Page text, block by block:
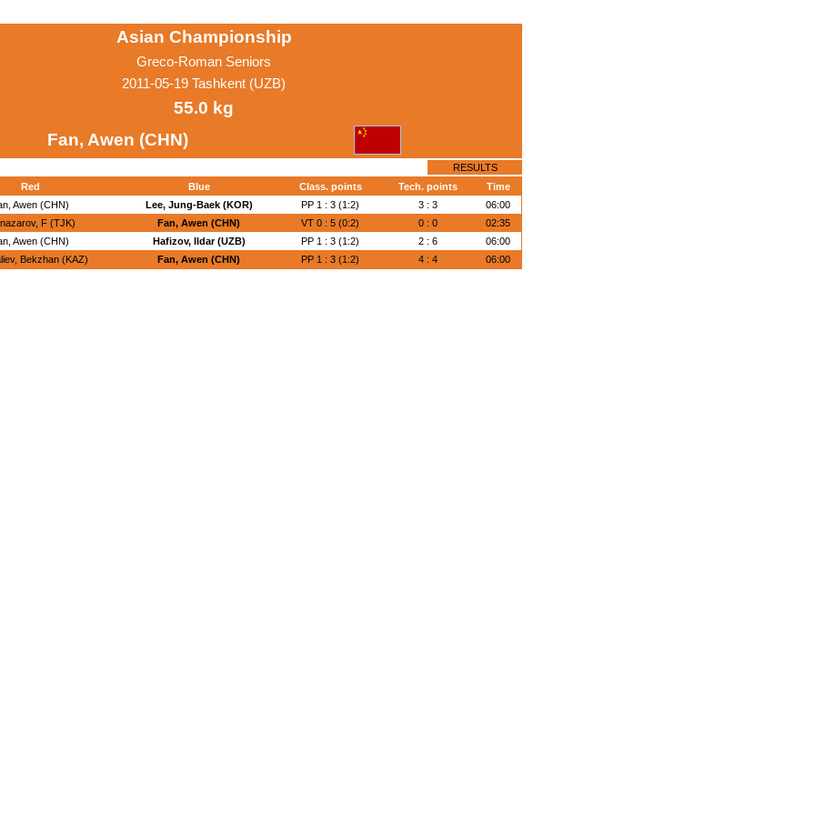
Asian Championship
Greco-Roman Seniors
2011-05-19 Tashkent (UZB)
55.0 kg
Fan, Awen (CHN)
RESULTS
Red Blue Class. points Tech. points
Time
Awen (CHN) Lee, Jung-Baek (KOR) PP 1 : 3 (1:2) 3 : 3
06:00
F (TJK) Fan, Awen (CHN) VT 0 : 5 (0:2) 0 : 0
02:35
Awen (CHN) Hafizov, Ildar (UZB) PP 1 : 3 (1:2) 2 : 6
06:00
Bekzhan (KAZ) Fan, Awen (CHN) PP 1 : 3 (1:2) 4 : 4 06:00